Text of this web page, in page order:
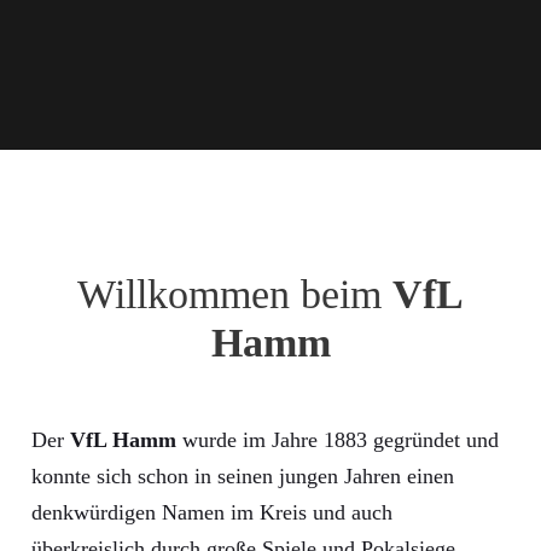
Willkommen beim VfL
Hamm
Der VfL Hamm wurde im Jahre 1883 gegründet und
konnte sich schon in seinen jungen Jahren einen
denkwürdigen Namen im Kreis und auch